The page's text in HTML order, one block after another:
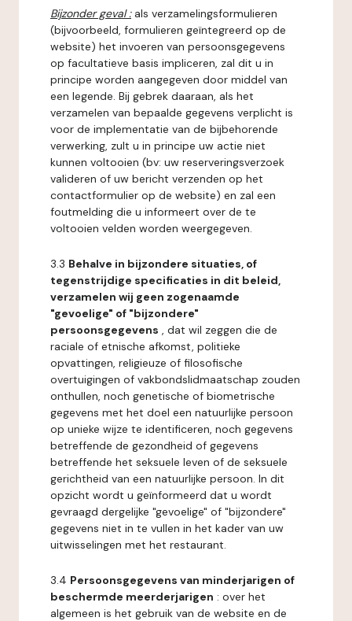
Bijzonder geval : als verzamelingsformulieren
(bijvoorbeeld, formulieren geïntegreerd op de
website) het invoeren van persoonsgegevens
op facultatieve basis impliceren, zal dit u in
principe worden aangegeven door middel van
een legende. Bij gebrek daaraan, als het
verzamelen van bepaalde gegevens verplicht is
voor de implementatie van de bijbehorende
verwerking, zult u in principe uw actie niet
kunnen voltooien (bv: uw reserveringsverzoek
valideren of uw bericht verzenden op het
contactformulier op de website) en zal een
foutmelding die u informeert over de te
voltooien velden worden weergegeven.
3.3 Behalve in bijzondere situaties, of
tegenstrijdige specificaties in dit beleid,
verzamelen wij geen zogenaamde
"gevoelige" of "bijzondere"
persoonsgegevens , dat wil zeggen die de
raciale of etnische afkomst, politieke
opvattingen, religieuze of filosofische
overtuigingen of vakbondslidmaatschap zouden
onthullen, noch genetische of biometrische
gegevens met het doel een natuurlijke persoon
op unieke wijze te identificeren, noch gegevens
betreffende de gezondheid of gegevens
betreffende het seksuele leven of de seksuele
gerichtheid van een natuurlijke persoon. In dit
opzicht wordt u geïnformeerd dat u wordt
gevraagd dergelijke "gevoelige" of "bijzondere"
gegevens niet in te vullen in het kader van uw
uitwisselingen met het restaurant.
3.4 Persoonsgegevens van minderjarigen of
beschermde meerderjarigen : over het
algemeen is het gebruik van de website en de